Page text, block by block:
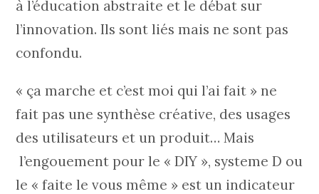
à l’éducation abstraite et le débat sur
l’innovation. Ils sont liés mais ne sont pas
confondu.
« ça marche et c’est moi qui l’ai fait » ne
fait pas une synthèse créative, des usages
des utilisateurs et un produit… Mais
l’engouement pour le « DIY », systeme D ou
le « faite le vous même » est un indicateur